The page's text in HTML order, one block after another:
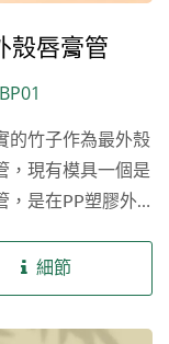
殼唇膏管
的竹子作為最外殼
，現有模具一個是
，是在PP塑膠外
唇膏管，是外蓋和
竹子外殼並搭配鋁
細節